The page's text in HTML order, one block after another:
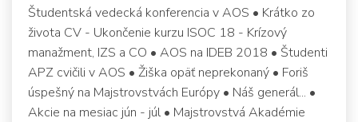
Študentská vedecká konferencia v AOS • Krátko zo
života CV - Ukončenie kurzu ISOC 18 - Krízový
manažment, IZS a CO • AOS na IDEB 2018 • Študenti
APZ cvičili v AOS • Žiška opäť neprekonaný • Foriš
úspešný na Majstrovstvách Európy • Náš generál... •
Akcie na mesiac jún - júl • Majstrovstvá Akadémie